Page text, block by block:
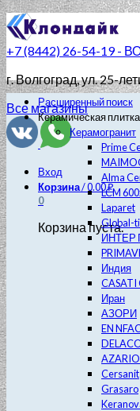
+7 (8442) 26-54-19 -
г. Волгоград, ул. 25-
Все магазины
Вход
Корзина/0.00₽
0
Корзина пуста.
Расширенный поиск
Керамическая плитка
Керамогранит
Prime
Alma
LCM
Laparet
Global-
ИНТЕР
Индия
CASATI
Иран
АЗОРИ
EN
AZARIO
Cersanit
Grasaro